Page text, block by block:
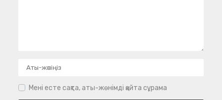
Мені есте сақта, аты-жөнімді қайта сұрама